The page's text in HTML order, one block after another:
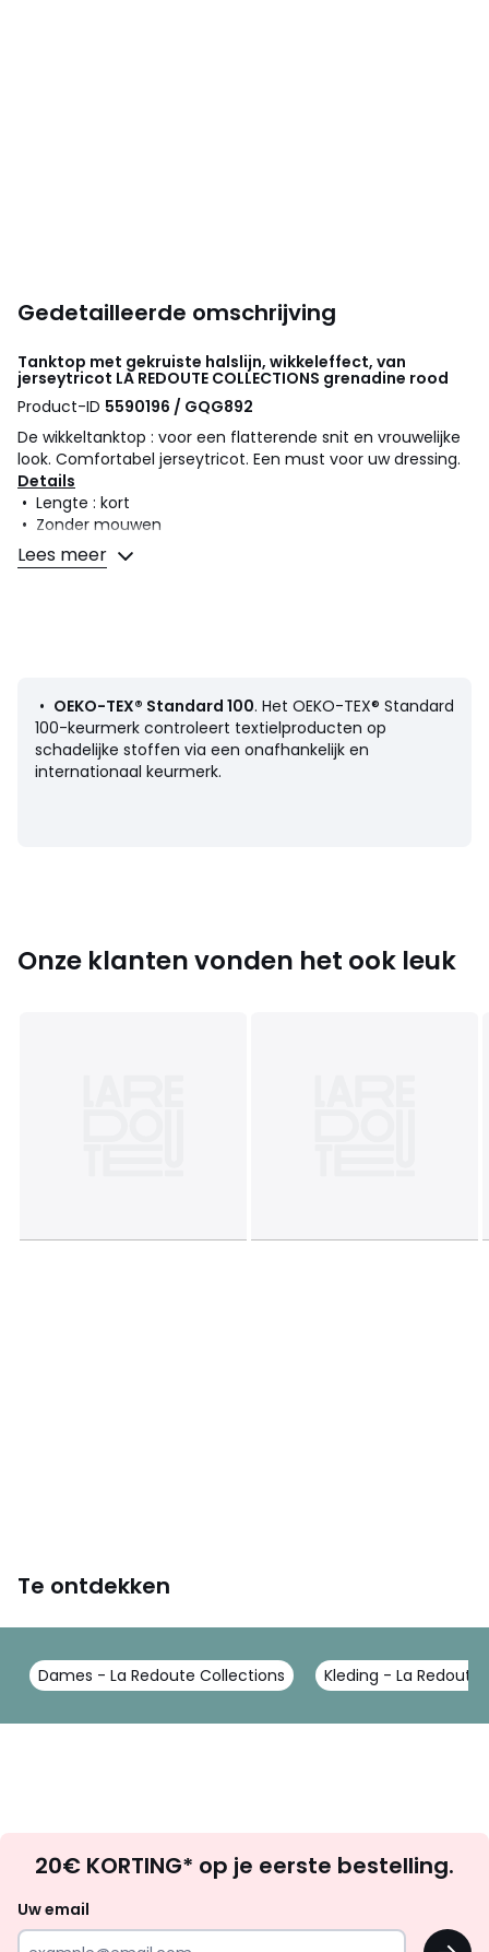
Gedetailleerde omschrijving
Tanktop met gekruiste halslijn, wikkeleffect, van
jerseytricot LA REDOUTE COLLECTIONS grenadine rood
Product-ID 5590196 / GQG892
De wikkeltanktop : voor een flatterende snit en vrouwelijke
look. Comfortabel jerseytricot. Een must voor uw dressing.
Details
• Lengte : kort
• Zonder mouwen
• Gekruist, wikkelhals
• Bandjes om achteraan in de nek te strikken
• Niet drogen in de droogtrommel
• Geen droogkuis
Maten XS, S, M, L, XL, XXL
Lees meer
• OEKO-TEX® Standard 100. Het OEKO-TEX® Standard
100-keurmerk controleert textielproducten op
schadelijke stoffen via een onafhankelijk en
internationaal keurmerk.
Onze klanten vonden het ook leuk
Te ontdekken
Dames - La Redoute Collections Kleding - La Redoute
zoek
inspiratie
20€ KORTING* op je eerste bestelling.
Uw email
OK